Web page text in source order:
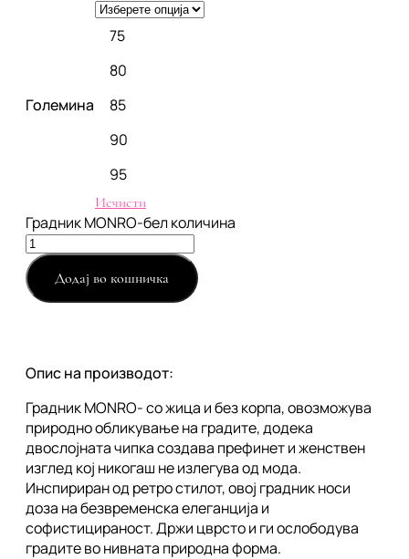
Големина
75
80
85
90
95
Исчисти
Градник MONRO-бел количина
Додај во кошничка
Опис на производот:
Градник MONRO- со жица и без корпа, овозможува
природно обликување на градите, додека
двослојната чипка создава префинет и женствен
изглед кој никогаш не излегува од мода.
Инспириран од ретро стилот, овој градник носи
доза на безвременска елеганција и
софистицираност. Држи цврсто и ги ослободува
градите во нивната природна форма.